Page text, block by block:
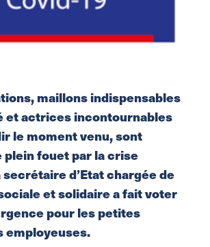
maillons indispensables
et actrices incontournables
le moment venu, sont
plein fouet par la crise
d’Etat chargée de
et solidaire a fait voter
pour les petites
employeuses.